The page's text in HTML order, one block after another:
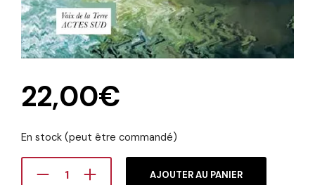
22,00€
En stock (peut être commandé)
AJOUTER AU PANIER